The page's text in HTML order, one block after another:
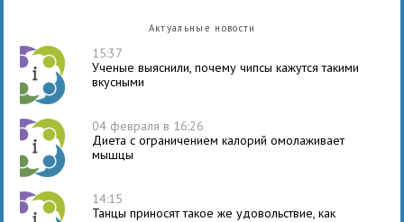
Актуальные новости
15:37
Ученые выяснили, почему чипсы кажутся такими
вкусными
04 февраля в 16:26
Диета с ограничением калорий омолаживает
мышцы
14:15
Танцы приносят такое же удовольствие, как